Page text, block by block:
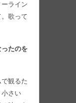
ライン
歌って
たのを
観るた
小さい